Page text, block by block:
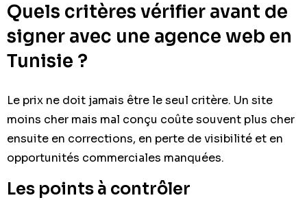
Quels critères vérifier avant de
signer avec une agence web en
Tunisie ?
Le prix ne doit jamais être le seul critère. Un site
moins cher mais mal conçu coûte souvent plus cher
ensuite en corrections, en perte de visibilité et en
opportunités commerciales manquées.
Les points à contrôler